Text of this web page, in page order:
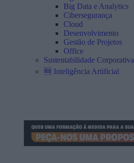
Big Data e Analytics
Cibersegurança
Cloud
Desenvolvimento
Gestão de Projetos
Office
Sustentabilidade Corporativa
🆕 Inteligência Artificial